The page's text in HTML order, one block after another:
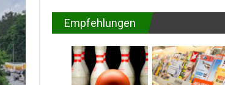
Empfehlungen